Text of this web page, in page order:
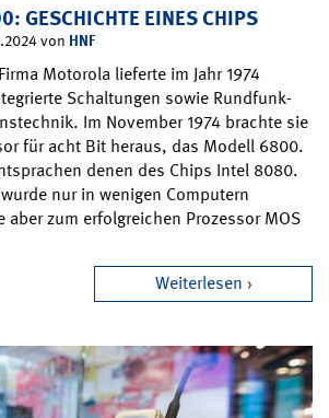
GESCHICHTE EINES CHIPS
von HNF
Motorola lieferte im Jahr 1974
Schaltungen sowie Rundfunk-
Im November 1974 brachte sie
für acht Bit heraus, das Modell 6800.
denen des Chips Intel 8080.
nur in wenigen Computern
aber zum erfolgreichen Prozessor MOS
Weiterlesen